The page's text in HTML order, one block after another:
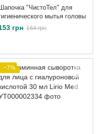
Шапочка "ЧистоТел" для
мытья головы
грн 164 грн
−7%